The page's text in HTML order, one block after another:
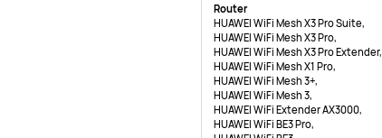
Router
HUAWEI WiFi Mesh X3 Pro Suite,
HUAWEI WiFi Mesh X3 Pro,
HUAWEI WiFi Mesh X3 Pro Extender,
HUAWEI WiFi Mesh X1 Pro,
HUAWEI WiFi Mesh 3+,
HUAWEI WiFi Mesh 3,
HUAWEI WiFi Extender AX3000,
HUAWEI WiFi BE3 Pro,